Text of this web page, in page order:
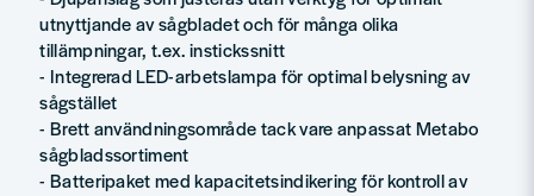
utnyttjande av sågbladet och för många olika
tillämpningar, t.ex. instickssnitt
- Integrerad LED-arbetslampa för optimal belysning av
sågstället
- Brett användningsområde tack vare anpassat Metabo
sågbladssortiment
- Batteripaket med kapacitetsindikering för kontroll av